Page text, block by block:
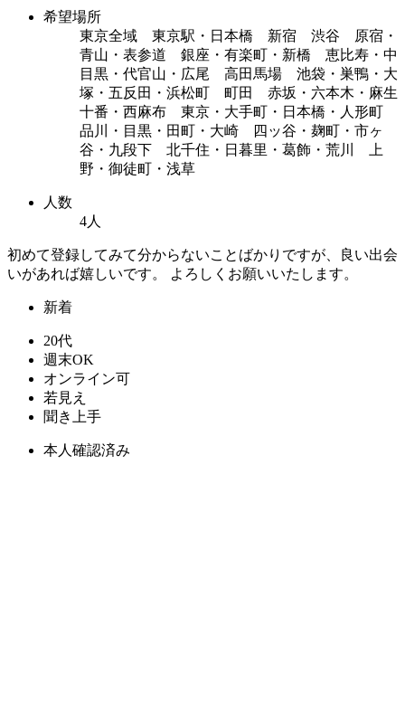
希望場所
東京全域 東京駅・日本橋 新宿 渋谷 原宿・
青山・表参道 銀座・有楽町・新橋 恵比寿・中
目黒・代官山・広尾 高田馬場 池袋・巣鴨・大
塚・五反田・浜松町 町田 赤坂・六本木・麻生
十番・西麻布 東京・大手町・日本橋・人形町
品川・目黒・田町・大崎 四ッ谷・麹町・市ヶ
谷・九段下 北千住・日暮里・葛飾・荒川 上
野・御徒町・浅草
人数
4人
初めて登録してみて分からないことばかりですが、良い出会
いがあれば嬉しいです。 よろしくお願いいたします。
新着
20代
週末OK
オンライン可
若見え
聞き上手
本人確認済み